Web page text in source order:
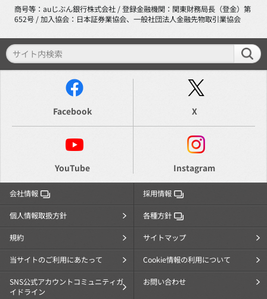
商号等：auじぶん銀行株式会社 / 登録金融機関：関東財務局長（登金）第
652号 / 加入協会：日本証券業協会、一般社団法人金融先物取引業協会
Facebook X
YouTube Instagram
会社情報 採用情報
個人情報取扱方針 各種方針
規約 サイトマップ
当サイトのご利用にあたって Cookie情報の利用について
SNS公式アカウントコミュニティガ
イドライン
お問い合わせ